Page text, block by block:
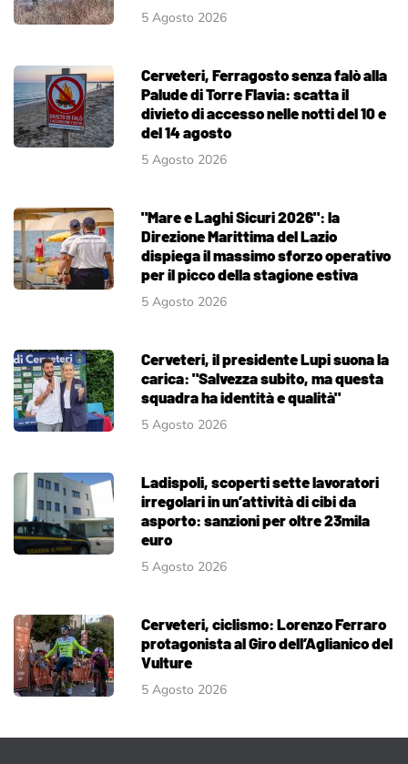
5 Agosto 2026
Cerveteri, Ferragosto senza falò alla
Palude di Torre Flavia: scatta il
divieto di accesso nelle notti del 10 e
del 14 agosto
5 Agosto 2026
"Mare e Laghi Sicuri 2026": la
Direzione Marittima del Lazio
dispiega il massimo sforzo operativo
per il picco della stagione estiva
5 Agosto 2026
Cerveteri, il presidente Lupi suona la
carica: "Salvezza subito, ma questa
squadra ha identità e qualità"
5 Agosto 2026
Ladispoli, scoperti sette lavoratori
irregolari in un’attività di cibi da
asporto: sanzioni per oltre 23mila
euro
5 Agosto 2026
Cerveteri, ciclismo: Lorenzo Ferraro
protagonista al Giro dell’Aglianico del
Vulture
5 Agosto 2026